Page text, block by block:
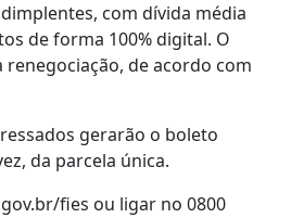
com dívida média
de forma 100% digital. O
de acordo com
gerarão o boleto
da parcela única.
fies ou ligar no 0800